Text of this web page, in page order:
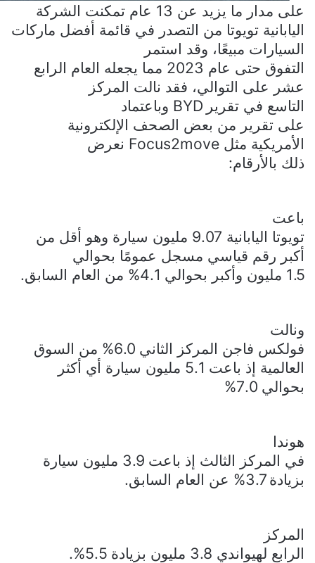
على مدار ما يزيد عن 13 عام تمكنت الشركة
اليابانية تويوتا من التصدر في قائمة أفضل ماركات
السيارات مبيعًا، وقد استمر
التفوق حتى عام 2023 مما يجعله العام الرابع
عشر على التوالي، فقد نالت المركز
التاسع في تقرير BYD وباعتماد
على تقرير من بعض الصحف الإلكترونية
الأمريكية مثل Focus2move نعرض
ذلك بالأرقام:
باعت
تويوتا اليابانية 9.07 مليون سيارة وهو أقل من
أكبر رقم قياسي مسجل عمومًا بحوالي
1.5 مليون وأكبر بحوالي 4.1% من العام السابق.
ونالت
فولكس فاجن المركز الثاني 6.0% من السوق
العالمية إذ باعت 5.1 مليون سيارة أي أكثر
بحوالي 7.0%
هوندا
في المركز الثالث إذ باعت 3.9 مليون سيارة
بزيادة 3.7% عن العام السابق.
المركز
الرابع لهيواندي 3.8 مليون بزيادة 5.5%.